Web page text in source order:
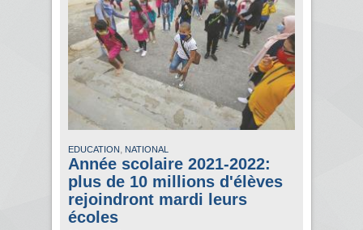
EDUCATION , NATIONAL
Année scolaire 2021-2022:
plus de 10 millions d'élèves
rejoindront mardi leurs
écoles